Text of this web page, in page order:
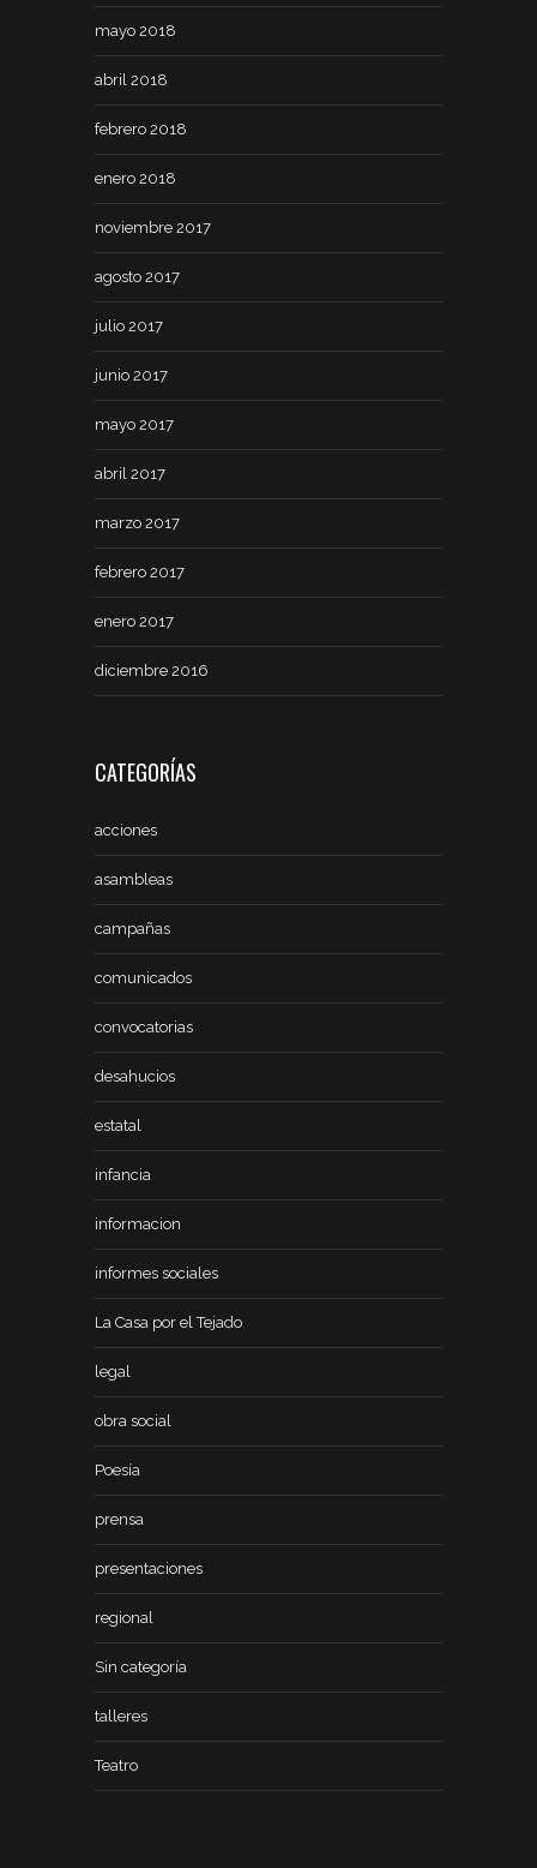
mayo 2018
abril 2018
febrero 2018
enero 2018
noviembre 2017
agosto 2017
julio 2017
junio 2017
mayo 2017
abril 2017
marzo 2017
febrero 2017
enero 2017
diciembre 2016
CATEGORÍAS
acciones
asambleas
campañas
comunicados
convocatorias
desahucios
estatal
infancia
informacion
informes sociales
La Casa por el Tejado
legal
obra social
Poesía
prensa
presentaciones
regional
Sin categoría
talleres
Teatro